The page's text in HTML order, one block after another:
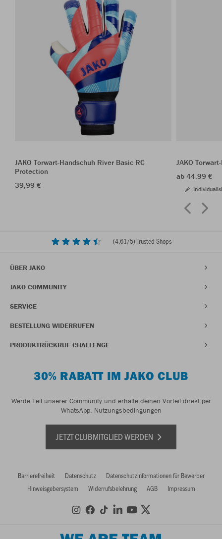
JAKO Torwart-Handschuh River Basic RC
Protection
39,99 €
JAKO
ab 44,99 €
(4,61/5) Trusted Shops
ÜBER JAKO
JAKO COMMUNITY
SERVICE
BESTELLUNG WIDERRUFEN
PRODUKTRÜCKRUF CHALLENGE
30% RABATT IM JAKO CLUB
Werde Teil unserer Community und erhalte deinen Vorteil direkt per
WhatsApp. Nutzungsbedingungen
JETZT CLUBMITGLIED WERDEN
Barrierefreiheit Datenschutz
Datenschutzinformationen für Bewerber
Hinweisgebersystem
Widerrufsbelehrung AGB Impressum